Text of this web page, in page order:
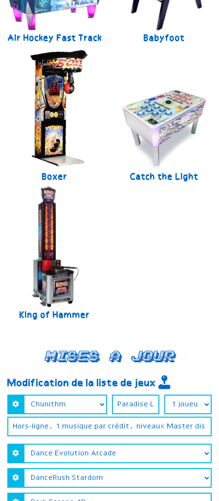
Air Hockey Fast Track Babyfoot
Boxer Catch the Light
King of Hammer
Mises a jour
Modification de la liste de jeux